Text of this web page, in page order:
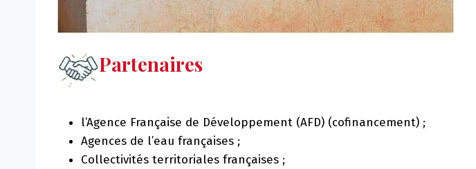
Partenaires
l’Agence Française de Développement (AFD) (cofinancement) ;
Agences de l’eau françaises ;
Collectivités territoriales françaises ;